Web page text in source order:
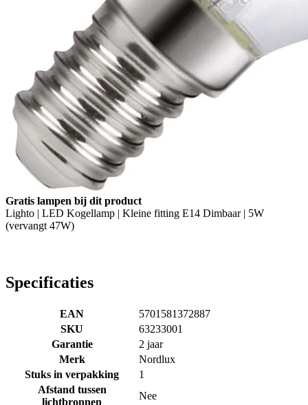
Gratis lampen bij dit product
Lighto | LED Kogellamp | Kleine fitting E14 Dimbaar | 5W
(vervangt 47W)
Specificaties
EAN
5701581372887
SKU
63233001
Garantie
2 jaar
Merk
Nordlux
Stuks in verpakking
1
Afstand tussen
lichtbronnen
Nee